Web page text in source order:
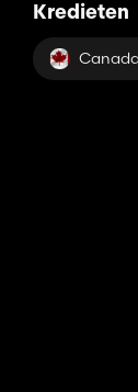
Kredieten